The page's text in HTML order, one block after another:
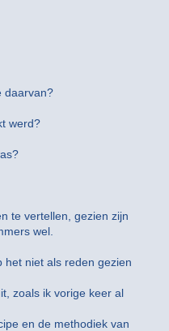
daarvan?
werd?
te vertellen, gezien zijn
wel.
het niet als reden gezien
zoals ik vorige keer al
en de methodiek van